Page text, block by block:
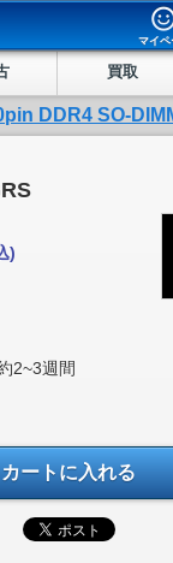
マイペ
買取
DDR4 SO-
)
2~3週間
カートに入れる